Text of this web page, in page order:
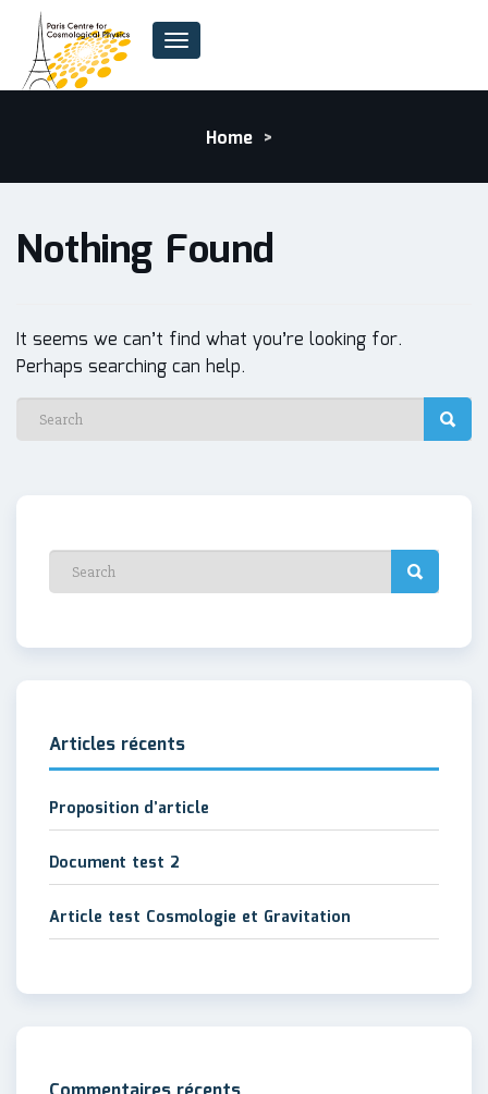
Toggle
Navigation
ARCHIVES
Home >
Nothing Found
It seems we can’t find what you’re looking for.
Perhaps searching can help.
Articles récents
Proposition d’article
Document test 2
Article test Cosmologie et Gravitation